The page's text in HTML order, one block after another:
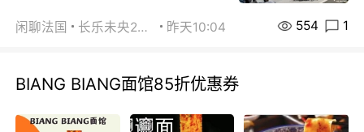
闲聊法国 长乐未央2015 昨天10:04 554 1
BIANG BIANG面馆85折优惠券